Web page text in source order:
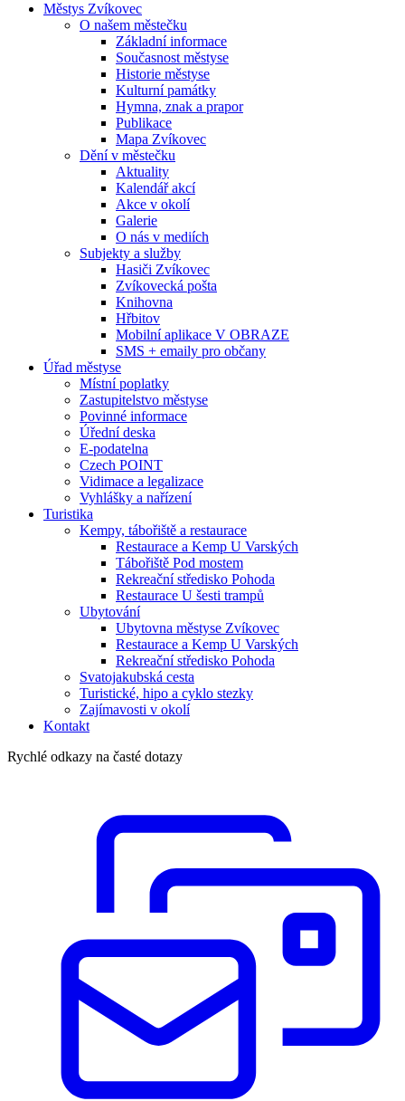
Městys Zvíkovec
O našem městečku
Základní informace
Současnost městyse
Historie městyse
Kulturní památky
Hymna, znak a prapor
Publikace
Mapa Zvíkovec
Dění v městečku
Aktuality
Kalendář akcí
Akce v okolí
Galerie
O nás v mediích
Subjekty a služby
Hasiči Zvíkovec
Zvíkovecká pošta
Knihovna
Hřbitov
Mobilní aplikace V OBRAZE
SMS + emaily pro občany
Úřad městyse
Místní poplatky
Zastupitelstvo městyse
Povinné informace
Úřední deska
E-podatelna
Czech POINT
Vidimace a legalizace
Vyhlášky a nařízení
Turistika
Kempy, tábořiště a restaurace
Restaurace a Kemp U Varských
Tábořiště Pod mostem
Rekreační středisko Pohoda
Restaurace U šesti trampů
Ubytování
Ubytovna městyse Zvíkovec
Restaurace a Kemp U Varských
Rekreační středisko Pohoda
Svatojakubská cesta
Turistické, hipo a cyklo stezky
Zajímavosti v okolí
Kontakt
Rychlé odkazy na časté dotazy